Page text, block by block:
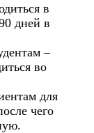
в
дней в
–
во
для
чего